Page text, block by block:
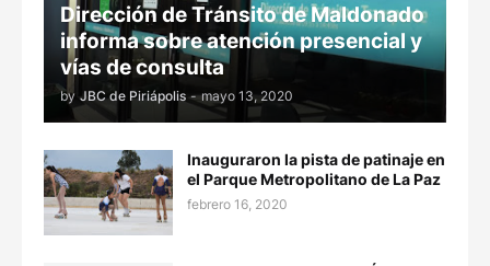
Dirección de Tránsito de Maldonado
informa sobre atención presencial y
vías de consulta
by JBC de Piriápolis - mayo 13, 2020
Inauguraron la pista de patinaje en
el Parque Metropolitano de La Paz
febrero 16, 2020